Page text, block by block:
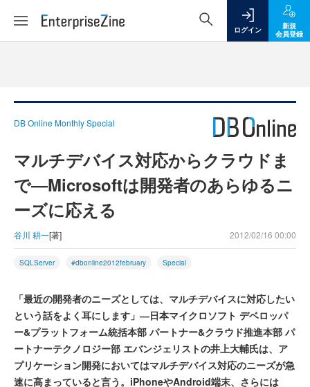
ログイン
新規
会員登録
DB Online Monthly Special
マルチデバイス対応からクラウドま
で―Microsoftは開発者のあらゆるニ
ーズに応える
谷川 耕一[著] 2012/02/16 00:00
SQLServer #dbonline2012february Special
「最近の開発者のニーズとしては、マルチデバイスに対応したい
という話をよく耳にします」―日本マイクロソフト デベロッパ
ー&プラットフォーム統括本部 パートナー&クラウド推進本部 パ
ートナーテクノロジー部 エバンジェリストの井上大輔氏は、ア
プリケーション開発においてはマルチデバイス対応のニーズが急
速に高まっていると言う。iPhoneやAndroid端末、さらには